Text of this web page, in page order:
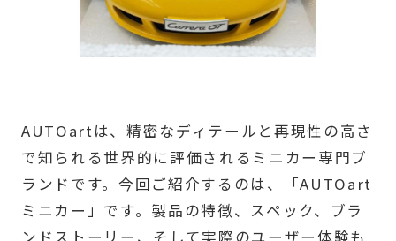
AUTOartは、精密なディテールと再現性の高さ
で知られる世界的に評価されるミニカー専門ブ
ランドです。今回ご紹介するのは、「AUTOart
ミニカー」です。製品の特徴、スペック、ブラ
ンドストーリー、そして実際のユーザー体験も